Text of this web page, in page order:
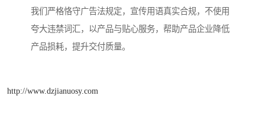
我们严格恪守广告法规定，宣传用语真实合规，不使用
夸大违禁词汇，以产品与贴心服务，帮助产品企业降低
产品损耗，提升交付质量。
http://www.dzjianuosy.com